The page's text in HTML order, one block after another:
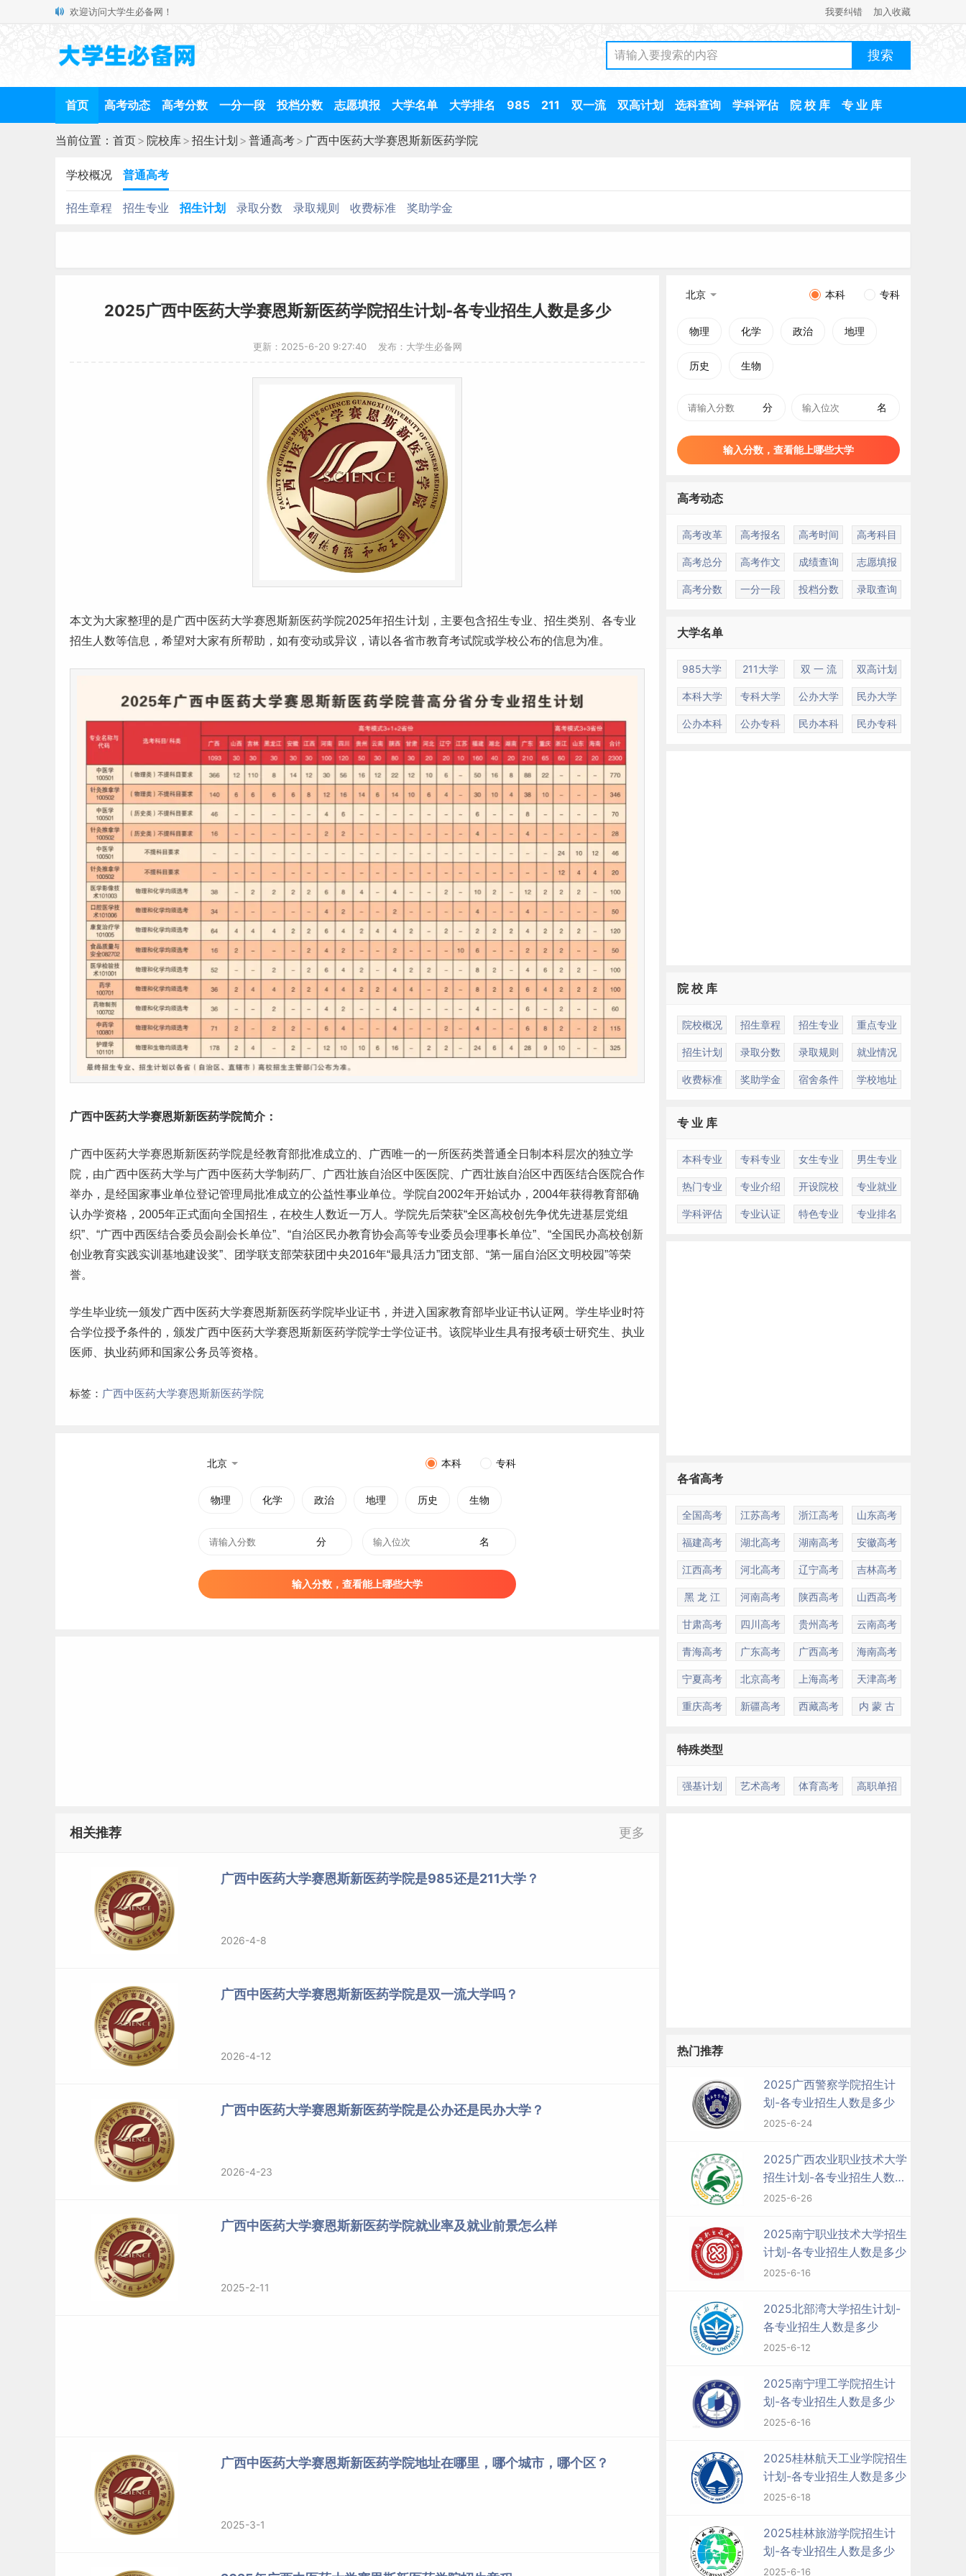
欢迎访问大学生必备网！ 我要纠错 加入收藏
首页 高考动态 高考分数 一分一段 投档分数 志愿填报 大学名单 大学排名 985 211 双一流 双高计划 选科查询 学科评估 院 校 库 专 业 库
当前位置： 首页> 院校库> 招生计划 > 普通高考> 广西中医药大学赛恩斯新医药学院
学校概况 普通高考
招生章程 招生专业 招生计划 录取分数 录取规则 收费标准 奖助学金
2025广西中医药大学赛恩斯新医药学院招生计划-各专业招生人数是多少
更新：2025-6-20 9:27:40 发布：大学生必备网
本文为大家整理的是广西中 医药大学赛恩斯新医药学院2025年招生计划，主要包含招生专业、招生类别、各专业
招生人数等信息，希望对大家有所帮助，如有变动或异议，请以各省市教育考试院或学校公布的信息为准。
广西中医药大学赛恩斯新医药学院简介：
广西中医药大学赛恩斯新医药学院是经教育部批准成立的、广西唯一的一所医药类普通全日制 本科层次的独立学
院，由广西中医药大学与广西中医药大学制药厂、广西壮族自治区中医医院、广西壮族自治区中西医结合医院合作
举办，是经国家事业单位登记管理局批准成立的公益性事业单位。学院自2002年开始试办，2004年获得教育部确
认办学资格，2005年正式面向全国招生，在校生人数近一万人。学院先后荣获“全区高校创先争优先进基层党组
织”、“广西中西医结合委员会副会长单位”、“自治区民办教育协会高等专业委员会理事长单位”、“全国民办高校创新
创业教育实践实训基地建设奖”、团学联支部荣获团中央2016年“最具活力”团支部、“第一届自治区文明校园”等荣
誉。
学生毕业统一颁发广西中医药大学赛恩斯新医药学院毕业证书，并进入国家教育部毕业证书认证网。学生毕业时符
合学位授予条件的，颁发广西中医药大学赛恩斯新医药学院学士学位证书。该院毕业生具有报考硕士研究生 、执业
医师、执业药师和国家公务员等资格。
标签： 广西中医药大学赛恩斯新医药学院
北京 本科 专科
物理 化学 政治 地理 历史 生物
分 名
输入分数，查看能上哪些大学
相关推荐 更多
广西中医药大学赛恩斯新医药学院是985还是211大学？
2026-4-8
广西中医药大学赛恩斯新医药学院是双一流大学吗？
2026-4-12
广西中医药大学赛恩斯新医药学院是公办还是民办大学？
2026-4-23
广西中医药大学赛恩斯新医药学院就业率及就业前景怎么样
2025-2-11
广西中医药大学赛恩斯新医药学院地址在哪里，哪个城市，哪个区？
2025-3-1
北京 本科 专科
物理 化学 政治 地理
历史 生物
分 名
输入分数，查看能上哪些大学
高考动态
高考改革 高考报名 高考时间 高考科目
高考总分 高考作文 成绩查询 志愿填报
高考分数 一分一段 投档分数 录取查询
大学名单
985大学 211大学 双 一 流 双高计划
本科大学 专科大学 公办大学 民办大学
公办本科 公办专科 民办本科 民办专科
院 校 库
院校概况 招生章程 招生专业 重点专业
招生计划 录取分数 录取规则 就业情况
收费标准 奖助学金 宿舍条件 学校地址
专 业 库
本科专业 专科专业 女生专业 男生专业
热门专业 专业介绍 开设院校 专业就业
学科评估 专业认证 特色专业 专业排名
各省高考
全国高考 江苏高考 浙江高考 山东高考
福建高考 湖北高考 湖南高考 安徽高考
江西高考 河北高考 辽宁高考 吉林高考
黑 龙 江 河南高考 陕西高考 山西高考
甘肃高考 四川高考 贵州高考 云南高考
青海高考 广东高考 广西高考 海南高考
宁夏高考 北京高考 上海高考 天津高考
重庆高考 新疆高考 西藏高考 内 蒙 古
特殊类型
强基计划 艺术高考 体育高考 高职单招
热门推荐
2025广西警察学院招生计
划-各专业招生人数是多少
2025-6-24
2025广西农业职业技术大学
招生计划-各专业招生人数是
多少
2025-6-26
2025南宁职业技术大学招生
计划-各专业招生人数是多少
2025-6-16
2025北部湾大学招生计划-
各专业招生人数是多少
2025-6-12
2025南宁理工学院招生计
划-各专业招生人数是多少
2025-6-16
2025桂林航天工业学院招生
计划-各专业招生人数是多少
2025-6-18
2025桂林旅游学院招生计
划-各专业招生人数是多少
2025-6-16